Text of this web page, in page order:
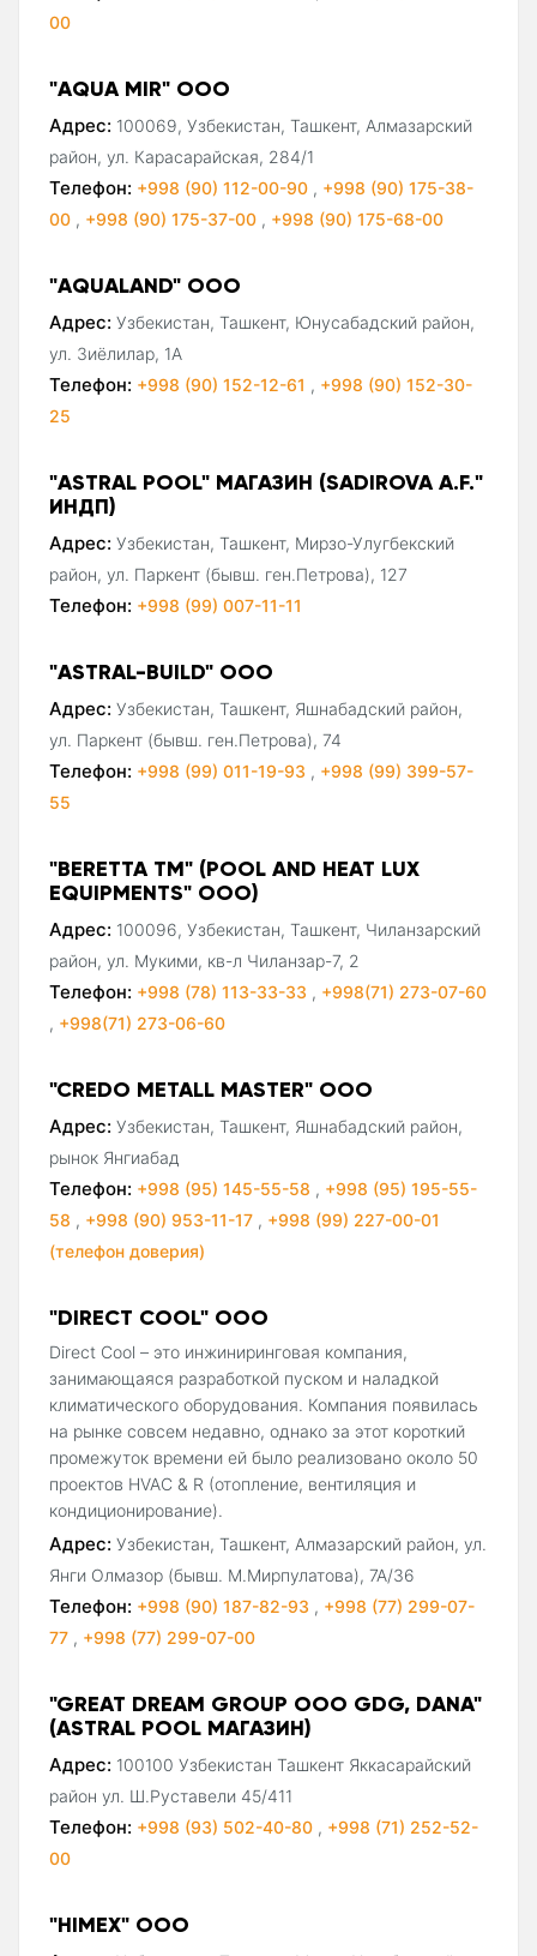
00
"AQUA MIR" ООО
Адрес: 100069, Узбекистан, Ташкент, Алмазарский
район, ул. Карасарайская, 284/1
Телефон: +998 (90) 112-00-90 , +998 (90) 175-38-
00 , +998 (90) 175-37-00 , +998 (90) 175-68-00
"AQUALAND" ООО
Адрес: Узбекистан, Ташкент, Юнусабадский район,
ул. Зиёлилар, 1А
Телефон: +998 (90) 152-12-61 , +998 (90) 152-30-
25
"ASTRAL POOL" МАГАЗИН (SADIROVA A.F."
ИНДП)
Адрес: Узбекистан, Ташкент, Мирзо-Улугбекский
район, ул. Паркент (бывш. ген.Петрова), 127
Телефон: +998 (99) 007-11-11
"ASTRAL-BUILD" ООО
Адрес: Узбекистан, Ташкент, Яшнабадский район,
ул. Паркент (бывш. ген.Петрова), 74
Телефон: +998 (99) 011-19-93 , +998 (99) 399-57-
55
"BERETTA ТМ" (POOL AND HEAT LUX
EQUIPMENTS" ООО)
Адрес: 100096, Узбекистан, Ташкент, Чиланзарский
район, ул. Мукими, кв-л Чиланзар-7, 2
Телефон: +998 (78) 113-33-33 , +998(71) 273-07-60
, +998(71) 273-06-60
"CREDO METALL MASTER" ООО
Адрес: Узбекистан, Ташкент, Яшнабадский район,
рынок Янгиабад
Телефон: +998 (95) 145-55-58 , +998 (95) 195-55-
58 , +998 (90) 953-11-17 , +998 (99) 227-00-01
(телефон доверия)
"DIRECT COOL" ООО
Direct Cool – это инжиниринговая компания,
занимающаяся разработкой пуском и наладкой
климатического оборудования. Компания появилась
на рынке совсем недавно, однако за этот короткий
промежуток времени ей было реализовано около 50
проектов HVAC & R (отопление, вентиляция и
кондиционирование).
Адрес: Узбекистан, Ташкент, Алмазарский район, ул.
Янги Олмазор (бывш. М.Мирпулатова), 7А/36
Телефон: +998 (90) 187-82-93 , +998 (77) 299-07-
77 , +998 (77) 299-07-00
"GREAT DREAM GROUP ООО GDG, DANA"
(ASTRAL POOL МАГАЗИН)
Адрес: 100100 Узбекистан Ташкент Яккасарайский
район ул. Ш.Руставели 45/411
Телефон: +998 (93) 502-40-80 , +998 (71) 252-52-
00
"HIMEX" ООО